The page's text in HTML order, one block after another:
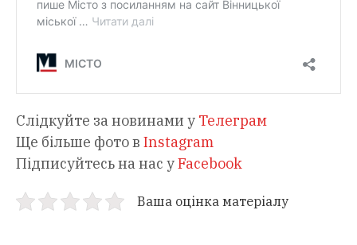
Слідкуйте за новинами у Телеграм
Ще більше фото в Instagram
Підписуйтесь на нас уFacebook
Ваша оцінка матеріалу